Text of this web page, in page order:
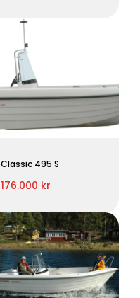
Classic 495 S
176.000 kr